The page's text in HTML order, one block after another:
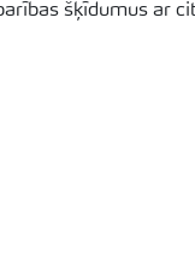
šķīdumus ar